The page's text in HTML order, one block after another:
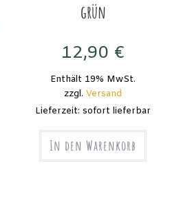
grün
12,90 €
Enthält 19% MwSt.
zzgl. Versand
Lieferzeit: sofort lieferbar
In den Warenkorb